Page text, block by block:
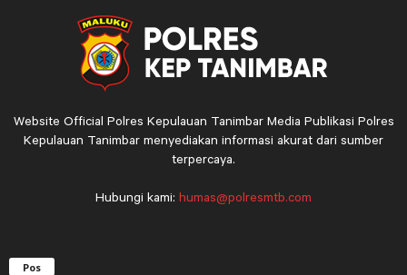
Website Official Polres Kepulauan Tanimbar Media Publikasi Polres
Kepulauan Tanimbar menyediakan informasi akurat dari sumber
terpercaya.
Hubungi kami: humas@polresmtb.com
Pos